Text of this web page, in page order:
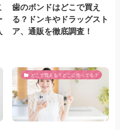
歯のボンドはどこで買え
る？ドンキやドラッグスト
ア、通販を徹底調査！
どこで買える？どこに売ってる？